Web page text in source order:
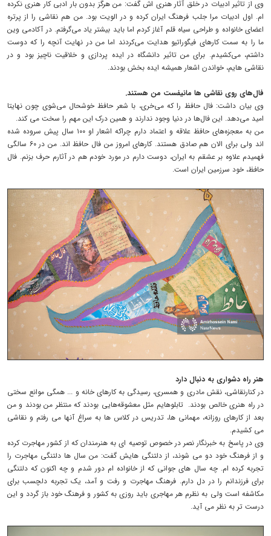
وی از تاثیر ادبیات در خلق آثار هنری اش گفت: من هرگز بدون بار ادبی کار هنری نکرده
ام. اول ادبیات مرا جلب فرهنگ ایران کرده و در الویت بود. من هم نقاشی را از پرتره
اعضای خانواده‌ و طراحی سیاه قلم آغاز کردم اما باید بیشتر یاد می‌گرفتم. در آکادمی وین
ما را به سمت کارهای فیگوراتیو هدایت می‌کردند اما من در نهایت آنچه را که دوست
داشتم، می‌کشیدم. برای من تاثیر دانشگاه در ایده پردازی و خلاقیت ناچیز بود و در
نقاشی هایم، خواندن اشعار همیشه ایده بخش بودند.
فال‌های روی نقاشی ها مانیفست من هستند.
وی بیان داشت: فال حافظ را که می‌خری، با شعر حافظ خوشحال می‌شوی چون نهایتا
امید می‌دهد. این فال‌ها در دنیا وجود ندارند و همین درک این مهم را سخت می کند.
من به معجزه‌های حافظ علاقه و اعتماد دارم چراکه اشعار او ۱۰۰ سال پیش سروده شده
اند ولی برای الان هم صادق هستند. کارهای امروز من فال حافظ اند. من در ۶۰ سالگی
فهمیدم علاوه بر عشقم به ایران، دوست دارم در مورد خودم هم در آثارم حرف بزنم. فال
حافظ، خود سرزمین ایران است.
هنر راه دشواری به دنبال دارد
در کنارنقاشی، نقش مادری و همسری، رسیدگی به کارهای خانه و ... همگی موانع سختی
در راه هنری خالص بودند. تابلوهایم مثل معشوقه‌هایی بودند که منتظر من بودند و من
بعد از کارهای روزانه، مهمانی ها، تدریس در کلاس ها به سراغ آنها می رفتم و نقاشی
می کشیدم.
وی در پاسخ به خبرنگار نصر در خصوص توصیه ای به هنرمندان که از کشور مهاجرت کرده
و از فرهنگ خود دو می شوند، از دلتنگی هایش گفت: من سال ها دلتنگی مهاجرت را
تجربه کرده ام. چه سال های جوانی که از خانواده ام دور شدم و چه اکنون که دلتنگی
برای فرزندانم را در دل دارم. فرهنگ مهاجرت و رفت و آمد، یک تجربه دلچسب برای
مکاشفه است ولی به نظرم هر مهاجری باید روزی به کشور و فرهنگ خود باز گردد و این
درست تر به نظر می آید.